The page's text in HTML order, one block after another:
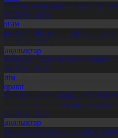
ойындары – 2026»
10:01
сайлауына үміткерлердің
20:03
отандық өнім өндірісі
20:06
ұрпақтары» грантын
қорытынды отырысы
20:11
теміржолшылар